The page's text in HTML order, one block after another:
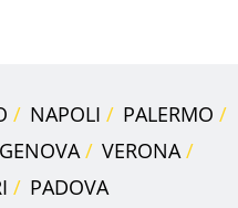
NAPOLI
PALERMO
GENOVA
VERONA
PADOVA